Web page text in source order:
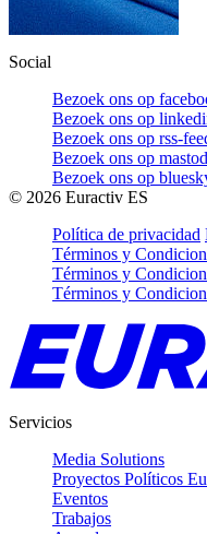
Social
Bezoek ons op
Bezoek ons op
Bezoek ons op rss-
Bezoek ons op
Bezoek ons op
© 2026 Euractiv ES
Política de privacidad
Términos y
Términos y
Términos y
Servicios
Media Solutions
Proyectos Políticos
Eventos
Trabajos